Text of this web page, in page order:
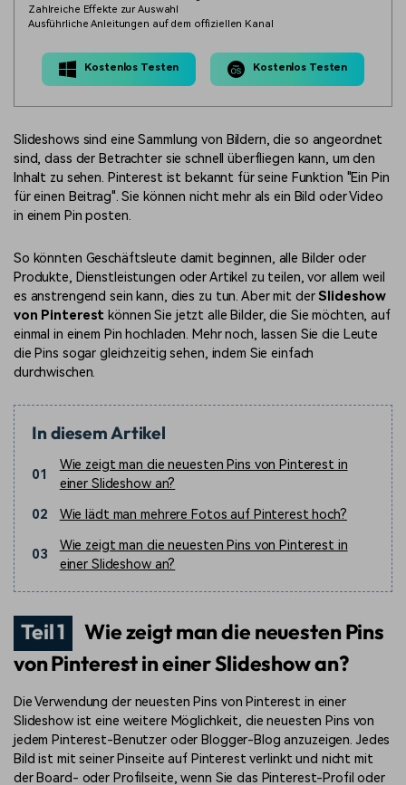
Zahlreiche Effekte zur Auswahl
Ausführliche Anleitungen auf dem offiziellen Kanal
Kostenlos Testen Kostenlos Testen
Slideshows sind eine Sammlung von Bildern, die so angeordnet
sind, dass der Betrachter sie schnell überfliegen kann, um den
Inhalt zu sehen. Pinterest ist bekannt für seine Funktion "Ein Pin
für einen Beitrag". Sie können nicht mehr als ein Bild oder Video
in einem Pin posten.
So könnten Geschäftsleute damit beginnen, alle Bilder oder
Produkte, Dienstleistungen oder Artikel zu teilen, vor allem weil
es anstrengend sein kann, dies zu tun. Aber mit derSlideshow
von Pinterest können Sie jetzt alle Bilder, die Sie möchten, auf
einmal in einem Pin hochladen. Mehr noch, lassen Sie die Leute
die Pins sogar gleichzeitig sehen, indem Sie einfach
durchwischen.
In diesem Artikel
01
Wie zeigt man die neuesten Pins von Pinterest in
einer Slideshow an?
02
Wie lädt man mehrere Fotos auf Pinterest hoch?
03
Wie zeigt man die neuesten Pins von Pinterest in
einer Slideshow an?
Teil 1
Wie zeigt man die neuesten Pins
von Pinterest in einer Slideshow an?
Die Verwendung der neuesten Pins von Pinterest in einer
Slideshow ist eine weitere Möglichkeit, die neuesten Pins von
jedem Pinterest-Benutzer oder Blogger-Blog anzuzeigen. Jedes
Bild ist mit seiner Pinseite auf Pinterest verlinkt und nicht mit
der Board- oder Profilseite, wenn Sie das Pinterest-Profil oder